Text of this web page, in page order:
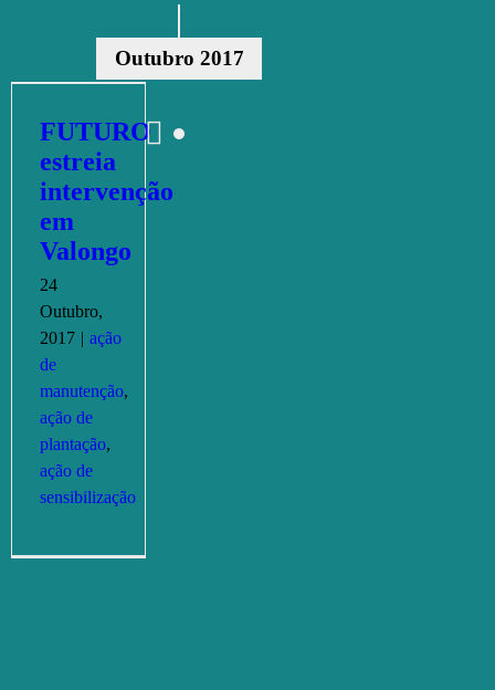
Outubro 2017
FUTURO
estreia
intervenção
em
Valongo
24
Outubro,
2017 | ação
de
manutenção,
ação de
plantação,
ação de
sensibilização